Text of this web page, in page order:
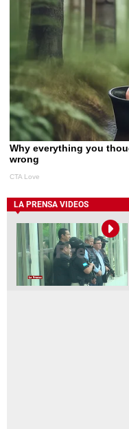
LA PRENSA VIDEOS